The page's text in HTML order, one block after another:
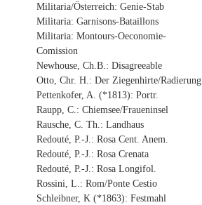
Militaria/Österreich: Genie-Stab
Militaria: Garnisons-Bataillons
Militaria: Montours-Oeconomie-
Comission
Newhouse, Ch.B.: Disagreeable
Otto, Chr. H.: Der Ziegenhirte/Radierung
Pettenkofer, A. (*1813): Portr.
Raupp, C.: Chiemsee/Fraueninsel
Rausche, C. Th.: Landhaus
Redouté, P.-J.: Rosa Cent. Anem.
Redouté, P.-J.: Rosa Crenata
Redouté, P.-J.: Rosa Longifol.
Rossini, L.: Rom/Ponte Cestio
Schleibner, K (*1863): Festmahl